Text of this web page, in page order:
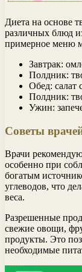
Диета на основе
различных блюд
примерное меню
Завтрак:
Полдник:
Обед: салат
Полдник:
Ужин:
Советы
Врачи
особенно при
богатым
углеводов, что
веса.
Разрешенные
свежие овощи,
продукты. Это
необходимые